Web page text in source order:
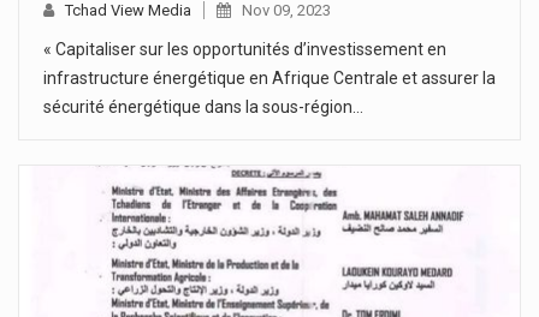
Tchad View Media Nov 09, 2023
« Capitaliser sur les opportunités d’investissement en
infrastructure énergétique en Afrique Centrale et assurer la
sécurité énergétique dans la sous-région…